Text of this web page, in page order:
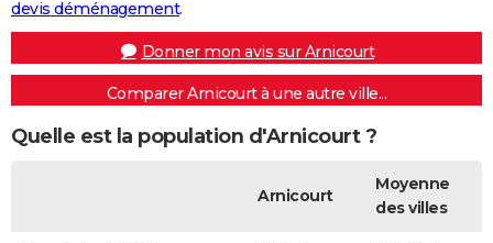
devis déménagement.
Donner mon avis sur Arnicourt
Comparer Arnicourt à une autre ville...
Quelle est la population d'Arnicourt ?
Arnicourt
Moyenne
des villes